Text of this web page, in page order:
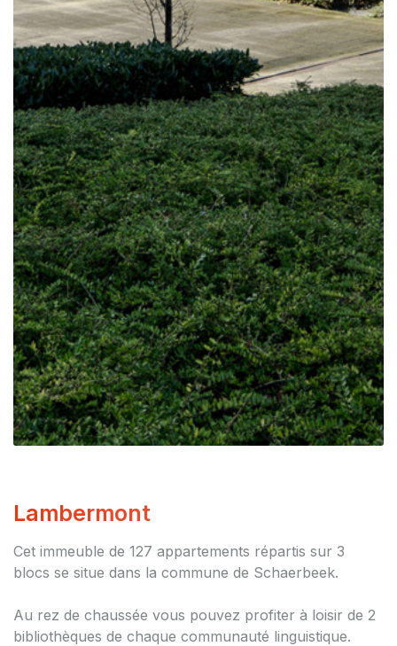
Lambermont
Cet immeuble de 127 appartements répartis sur 3
blocs se situe dans la commune de Schaerbeek.
Au rez de chaussée vous pouvez profiter à loisir de 2
bibliothèques de chaque communauté linguistique.